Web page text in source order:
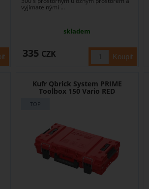
vyjímatelnými ...
skladem
335 CZK
Kufr Qbrick System PRIME
Toolbox 150 Vario RED